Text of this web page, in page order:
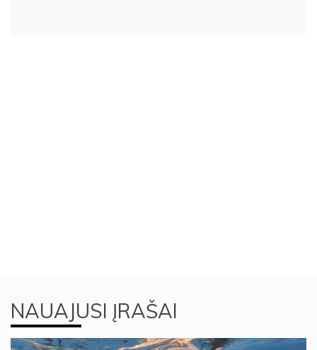
NAUAJUSI ĮRAŠAI